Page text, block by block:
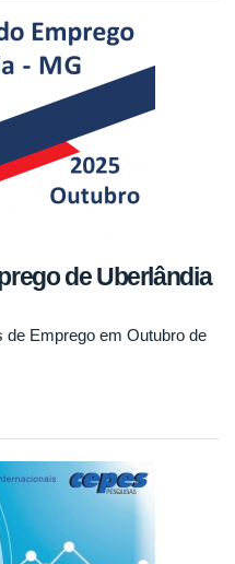
de Uberlândia
de Emprego em Outubro de